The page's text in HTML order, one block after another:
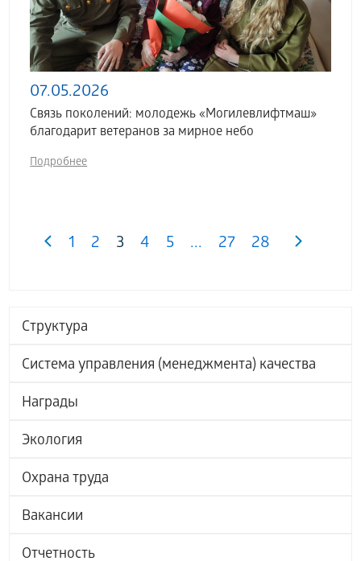
Структура
Система управления (менеджмента) качества
Награды
Экология
Охрана труда
Вакансии
Отчетность
07.05.2026
Связь поколений: молодежь «Могилевлифтмаш»
благодарит ветеранов за мирное небо
Подробнее
1 2 3 4 5 ... 27 28